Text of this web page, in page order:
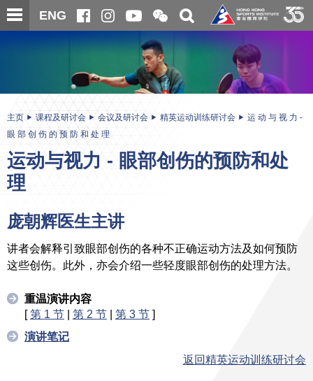
跳
至
ENG
开
合
信
二
维
码
关
搜
主页 课程及研讨会 会议及研讨会 精英运动训练研讨会
运 动 与 视 力 -
眼 部 创 伤 的 预 防 和 处 理
运动与视力 - 眼部创伤的预防和处
理
庞朝辉医生主讲
讲者会解释引致眼部创伤的各种不正确运动方法及如何预防
这些创伤。此外，亦会介绍一些轻度眼部创伤的处理方法。
重温演讲内容
[第 1 节 | 第 2 节 | 第 3 节 ]
演讲笔记
返回精英运动训练研讨会